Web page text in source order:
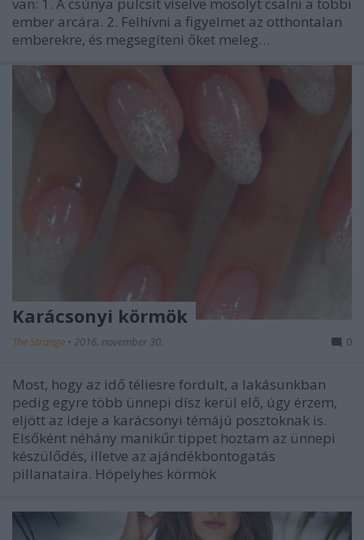
ember arcára. 2. Felhívni a figyelmet az otthontalan
emberekre, és megsegíteni őket meleg…
Karácsonyi körmök
The Strange • 2016. november 30. 0
Most, hogy az idő téliesre fordult, a lakásunkban
pedig egyre több ünnepi dísz kerül elő, úgy érzem,
eljött az ideje a karácsonyi témájú posztoknak is.
Elsőként néhány manikűr tippet hoztam az ünnepi
készülődés, illetve az ajándékbontogatás
pillanataira. Hópelyhes körmök